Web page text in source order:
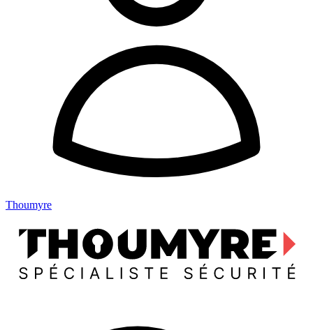
Thoumyre